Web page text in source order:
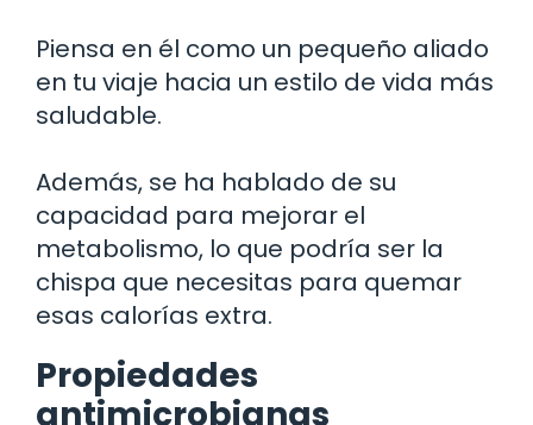
Piensa en él como un pequeño aliado
en tu viaje hacia un estilo de vida más
saludable.
Además, se ha hablado de su
capacidad para mejorar el
metabolismo, lo que podría ser la
chispa que necesitas para quemar
esas calorías extra.
Propiedades
antimicrobianas